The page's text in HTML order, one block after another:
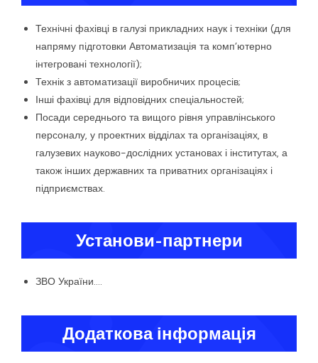
Технічні фахівці в галузі прикладних наук і техніки (для
напряму підготовки Автоматизація та комп’ютерно
інтегровані технології);
Технік з автоматизації виробничих процесів;
Інші фахівці для відповідних спеціальностей;
Посади середнього та вищого рівня управлінського
персоналу, у проектних відділах та організаціях, в
галузевих науково-дослідних установах і інститутах, а
також інших державних та приватних організаціях і
підприємствах.
Установи-партнери
ЗВО України….
Додаткова інформація